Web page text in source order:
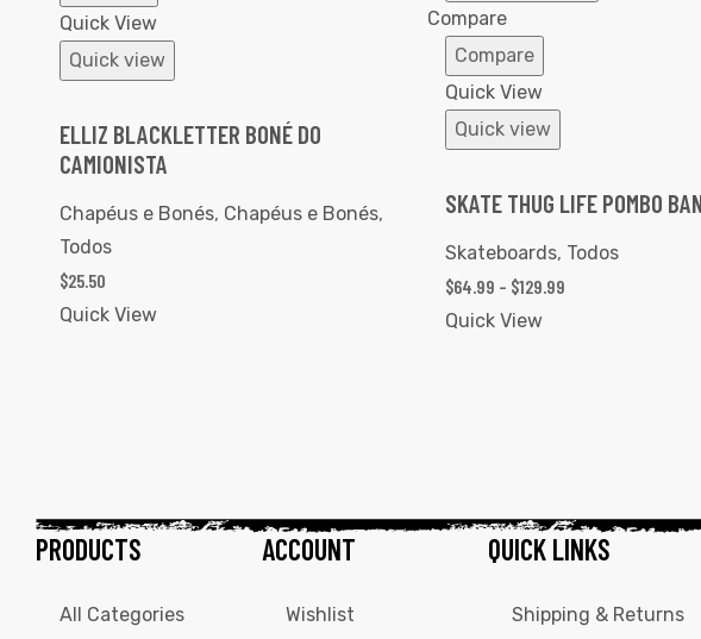
Quick View
Quick view
ELLIZ BLACKLETTER BONÉ DO
CAMIONISTA
Chapéus e Bonés, Chapéus e Bonés,
Todos
$25.50
Quick View
Compare
Compare
Quick View
Quick view
SKATE THUG LIFE POMBO
Skateboards, Todos
$64.99 – $129.99
Quick View
PRODUCTS
All Categories
ACCOUNT
Wishlist
QUICK LINKS
Shipping & Returns